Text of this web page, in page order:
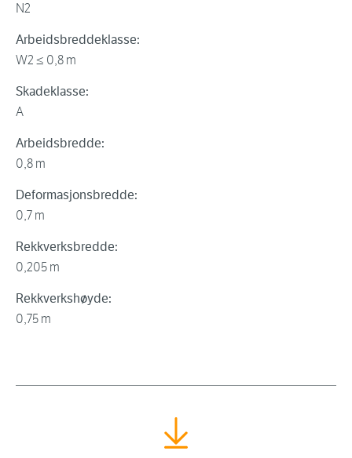
N2
Arbeidsbreddeklasse:
W2 ≤ 0,8 m
Skadeklasse:
A
Arbeidsbredde:
0,8 m
Deformasjonsbredde:
0,7 m
Rekkverksbredde:
0,205 m
Rekkverkshøyde:
0,75 m